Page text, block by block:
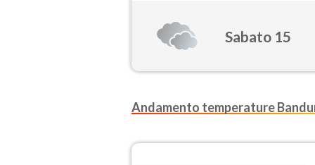
Sabato 15
Andamento temperature